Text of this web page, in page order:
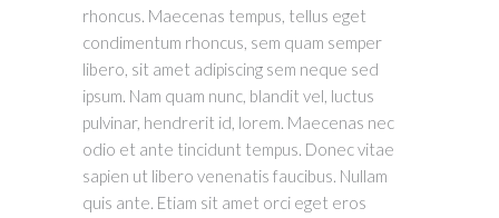
rhoncus. Maecenas tempus, tellus eget
condimentum rhoncus, sem quam semper
libero, sit amet adipiscing sem neque sed
ipsum. Nam quam nunc, blandit vel, luctus
pulvinar, hendrerit id, lorem. Maecenas nec
odio et ante tincidunt tempus. Donec vitae
sapien ut libero venenatis faucibus. Nullam
quis ante. Etiam sit amet orci eget eros